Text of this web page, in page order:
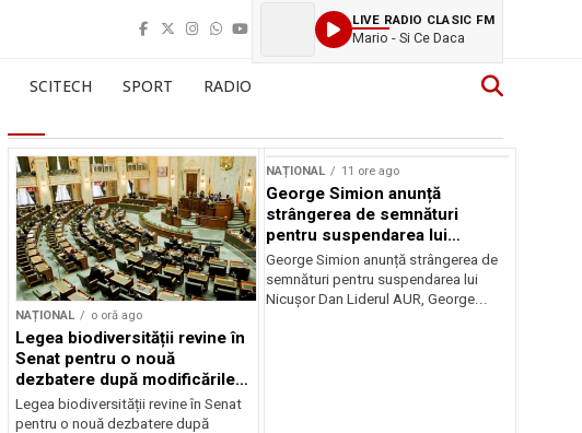
LIVE RADIO CLASIC FM
Mario - Si Ce Daca
SCITECH SPORT RADIO
NAȚIONAL o oră ago
Legea biodiversității revine în
Senat pentru o nouă
dezbatere după modificările
deputaților
Legea biodiversității revine în Senat
pentru o nouă dezbatere după
NAȚIONAL 11 ore ago
George Simion anunță
strângerea de semnături
pentru suspendarea lui
Nicușor Dan
George Simion anunță strângerea de
semnături pentru suspendarea lui
Nicușor Dan Liderul AUR, George...